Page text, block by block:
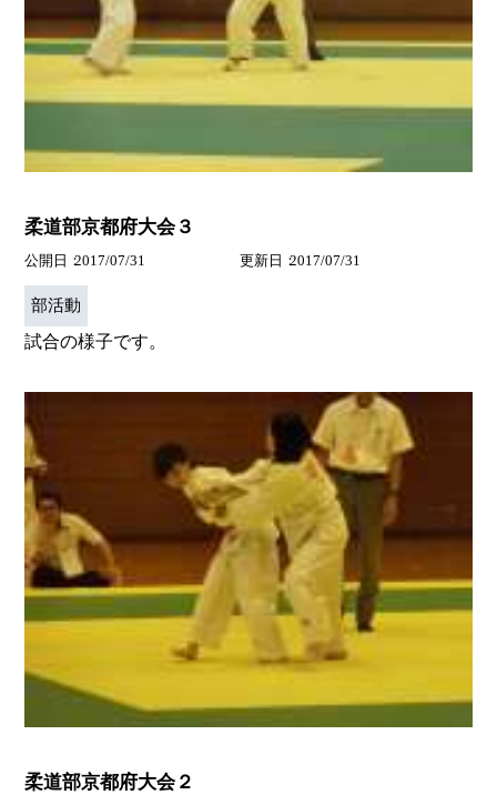
柔道部京都府大会３
公開日 2017/07/31 更新日 2017/07/31
部活動
試合の様子です。
柔道部京都府大会２